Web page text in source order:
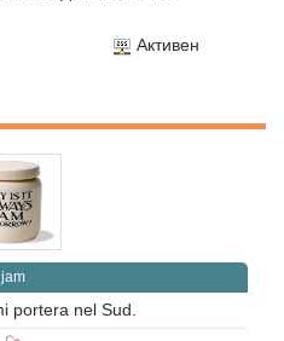
Активен
jam
portera nel Sud.